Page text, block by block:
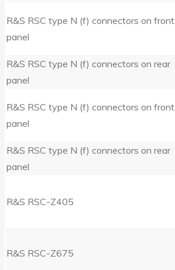
R&S RSC type N (f) connectors on front
panel
R&S RSC type N (f) connectors on rear
panel
R&S RSC type N (f) connectors on front
panel
R&S RSC type N (f) connectors on rear
panel
R&S RSC-Z405
R&S RSC-Z675